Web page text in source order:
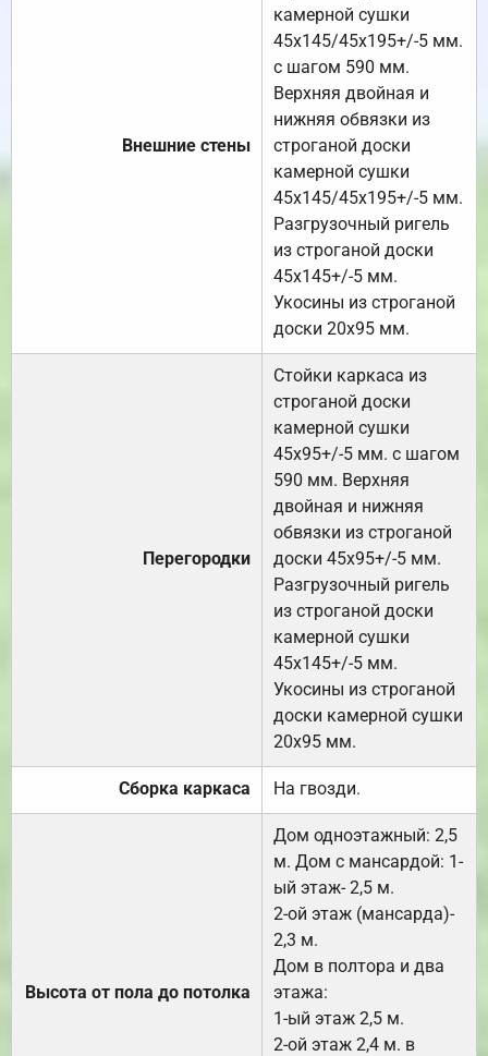
Внешние стены
камерной сушки
45х145/45х195+/-5 мм.
с шагом 590 мм.
Верхняя двойная и
нижняя обвязки из
строганой доски
камерной сушки
45х145/45х195+/-5 мм.
Разгрузочный ригель
из строганой доски
45х145+/-5 мм.
Укосины из строганой
доски 20х95 мм.
Перегородки
Стойки каркаса из
строганой доски
камерной сушки
45х95+/-5 мм. с шагом
590 мм. Верхняя
двойная и нижняя
обвязки из строганой
доски 45х95+/-5 мм.
Разгрузочный ригель
из строганой доски
камерной сушки
45х145+/-5 мм.
Укосины из строганой
доски камерной сушки
20х95 мм.
Сборка каркаса На гвозди.
Высота от пола до потолка
Дом одноэтажный: 2,5
м. Дом с мансардой: 1-
ый этаж- 2,5 м.
2-ой этаж (мансарда)-
2,3 м.
Дом в полтора и два
этажа:
1-ый этаж 2,5 м.
2-ой этаж 2,4 м. в